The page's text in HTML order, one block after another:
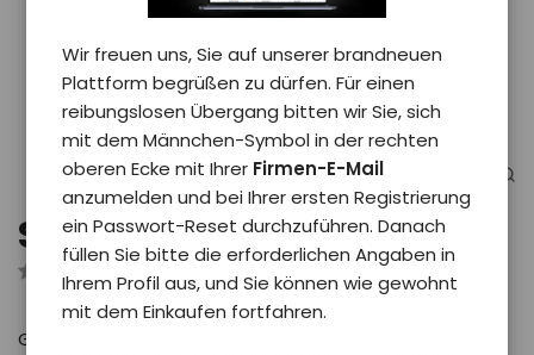
Wir freuen uns, Sie auf unserer brandneuen
Plattform begrüßen zu dürfen. Für einen
reibungslosen Übergang bitten wir Sie, sich
mit dem Männchen-Symbol in der rechten
oberen Ecke mit Ihrer Firmen-E-Mail
anzumelden und bei Ihrer ersten Registrierung
ein Passwort-Reset durchzuführen. Danach
füllen Sie bitte die erforderlichen Angaben in
Ihrem Profil aus, und Sie können wie gewohnt
mit dem Einkaufen fortfahren.
Sportrucksack PXI grau
Rezensiert von 0 Benutzer
Grauer Sportrucksack PXI – stilvoll, praktisch und leicht